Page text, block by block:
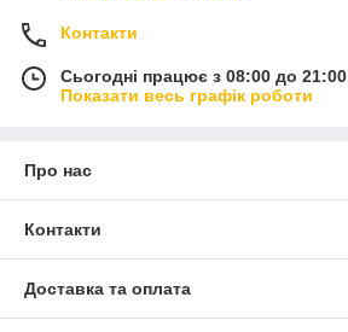
Контакти
Сьогодні працює з 08:00 до 21:00
Показати весь графік роботи
Про нас
Контакти
Доставка та оплата